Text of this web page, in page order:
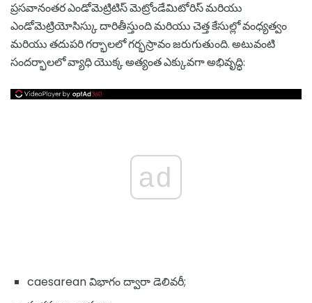
ప్రసవానంతర ఎండోమెట్రిటిస్ మెట్రోండేమిటోరిస్ మరియు
ఎండోమెట్రియోసిస్కు దారితీస్తుంది మరియు చెత్త కేసుల్లో వంధ్యత్వం
మరియు తదుపరి గర్భాలలో గర్భస్రావం జరుగుతుంది. అటువంటి
సందర్భాలలో వ్యాధి యొక్క అత్యంత ఎక్కువగా అభివృద్ధి:
ad
caesarean విభాగం ద్వారా డెలివరీ;